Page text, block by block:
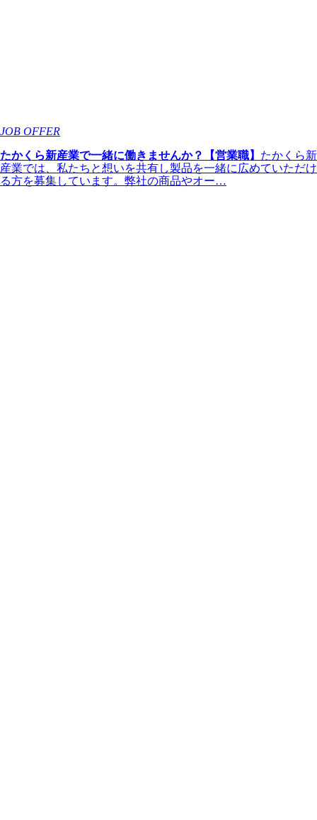
JOB OFFER
たかくら新産業で一緒に働きませんか？【営業職】 たかくら新
産業では、私たちと想いを共有し製品を一緒に広めていただけ
る方を募集しています。弊社の商品やオー…